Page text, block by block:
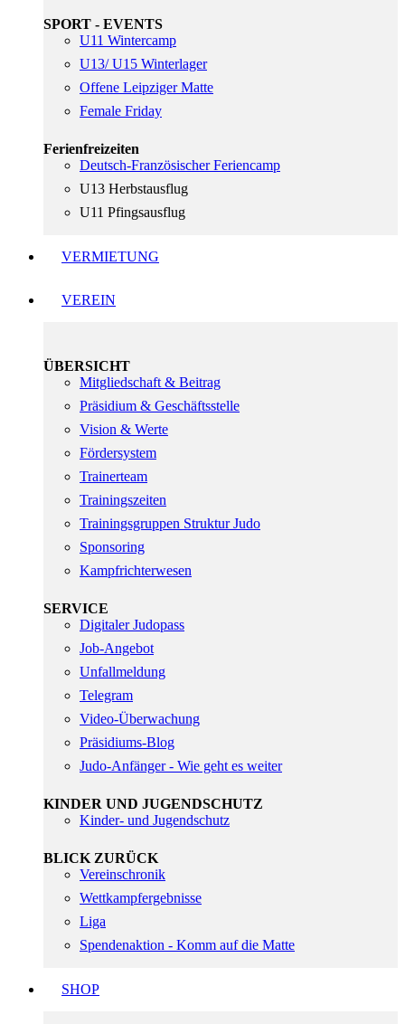
SPORT - EVENTS
U11 Wintercamp
U13/ U15 Winterlager
Offene Leipziger Matte
Female Friday
Ferienfreizeiten
Deutsch-Französischer Feriencamp
U13 Herbstausflug
U11 Pfingsausflug
VERMIETUNG
VEREIN
ÜBERSICHT
Mitgliedschaft & Beitrag
Präsidium & Geschäftsstelle
Vision & Werte
Fördersystem
Trainerteam
Trainingszeiten
Trainingsgruppen Struktur Judo
Sponsoring
Kampfrichterwesen
SERVICE
Digitaler Judopass
Job-Angebot
Unfallmeldung
Telegram
Video-Überwachung
Präsidiums-Blog
Judo-Anfänger - Wie geht es weiter
KINDER UND JUGENDSCHUTZ
Kinder- und Jugendschutz
BLICK ZURÜCK
Vereinschronik
Wettkampfergebnisse
Liga
Spendenaktion - Komm auf die Matte
SHOP